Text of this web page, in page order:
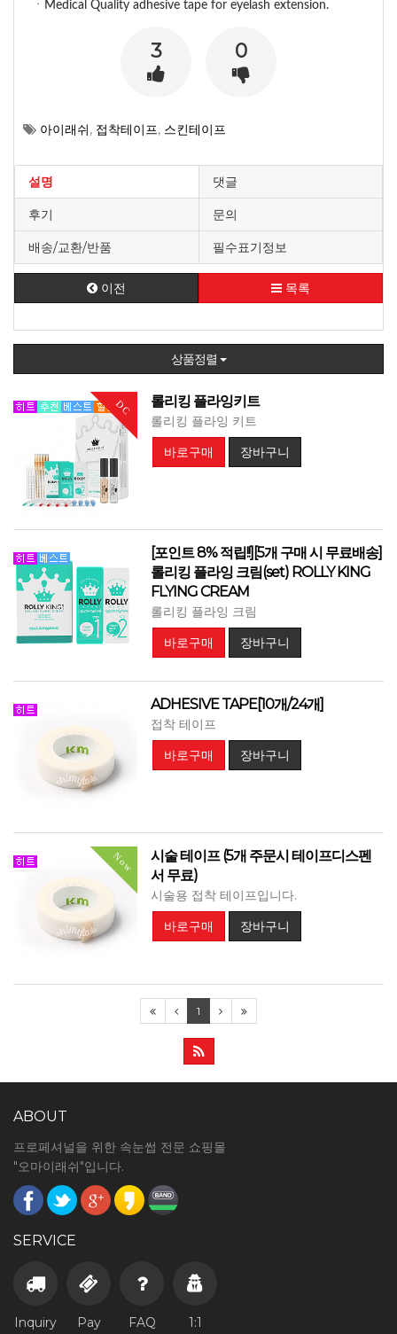
ㆍMedical Quality adhesive tape for eyelash extension.
3 0
아이래쉬, 접착테이프, 스킨테이프
설명 댓글
후기 문의
배송/교환/반품 필수표기정보
이전 목록
상품정렬
DC 롤리킹 플라잉키트
롤리킹 플라잉 키트
바로구매
장바구니
[포인트 8% 적립!!][5개 구매 시 무료배송]
롤리킹 플라잉 크림(set) ROLLY KING
FLYING CREAM
롤리킹 플라잉 크림
바로구매
장바구니
ADHESIVE TAPE[10개/24개]
접착 테이프
바로구매
장바구니
Now
시술 테이프 (5개 주문시 테이프디스펜
서 무료)
시술용 접착 테이프입니다.
바로구매
장바구니
1
ABOUT
프로페셔널을 위한 속눈썹 전문 쇼핑몰
"오마이래쉬"입니다.
SERVICE
Inquiry Pay FAQ 1:1